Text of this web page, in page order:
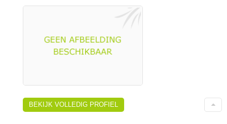
BEKIJK VOLLEDIG PROFIEL